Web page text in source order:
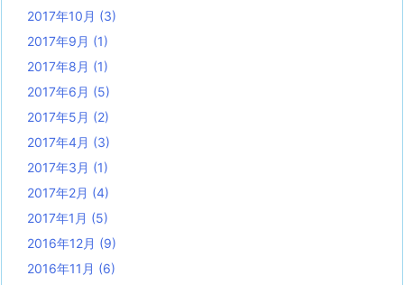
2017年10月 (3)
2017年9月 (1)
2017年8月 (1)
2017年6月 (5)
2017年5月 (2)
2017年4月 (3)
2017年3月 (1)
2017年2月 (4)
2017年1月 (5)
2016年12月 (9)
2016年11月 (6)